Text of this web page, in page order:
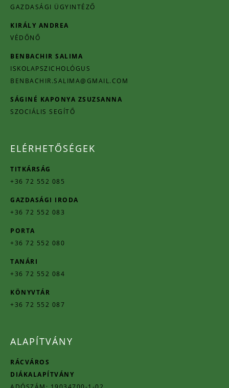
GAZDASÁGI ÜGYINTÉZŐ
KIRÁLY ANDREA
VÉDŐNŐ
BENBACHIR SALIMA
ISKOLAPSZICHOLÓGUS
BENBACHIR.SALIMA@GMAIL.COM
SÁGINÉ KAPONYA ZSUZSANNA
SZOCIÁLIS SEGÍTŐ
ELÉRHETŐSÉGEK
TITKÁRSÁG
+36 72 552 085
GAZDASÁGI IRODA
+36 72 552 083
PORTA
+36 72 552 080
TANÁRI
+36 72 552 084
KÖNYVTÁR
+36 72 552 087
ALAPÍTVÁNY
RÁCVÁROS
DIÁKALAPÍTVÁNY